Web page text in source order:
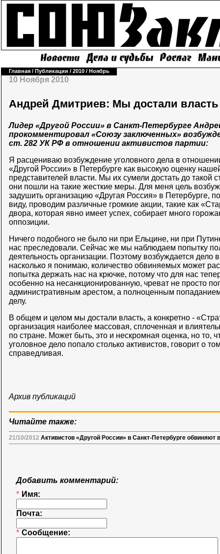
Главная / Публикации / 2010 / Ноябрь
10 Ноября 2010
Андрей Дмитриев: Мы достали власть
Лидер «Другой России» в Санкт-Петербурге
прокомментировал «Союзу заключенных»
ст. 282 УК РФ в отношении активистов партии:
Я расцениваю возбуждение уголовного дела в
«Другой России» в Петербурге как высокую оценку
представителей власти. Мы их сумели достать до такой
они пошли на такие жесткие меры. Для меня цель
задушить организацию «Другая Россия» в Петербурге,
виду, проводим различные громкие акции, такие как
двора, которая явно имеет успех, собирает много
оппозиции.
Ничего подобного не было ни при Ельцине, ни при
нас преследовали. Сейчас же мы наблюдаем попытку
деятельность организации. Поэтому возбуждается дело
насколько я понимаю, количество обвиняемых может
попытка держать нас на крючке, потому что для нас
особенно на несанкционированную, чреват не просто
административным арестом, а полноценным
делу.
В общем и целом мы достали власть, а конкретно -
организация наиболее массовая, сплоченная и
по стране. Может быть, это и нескромная оценка, но то,
уголовное дело попало столько активистов, говорит о
справедливая.
Архив публикаций
Читайте также:
21/10/2012 Активистов «Другой России» в Санкт-Петербурге обвиняют
Добавить комментарий:
* Имя:
Почта:
* Сообщение: